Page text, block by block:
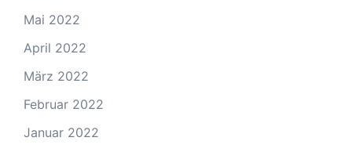
Mai 2022
April 2022
März 2022
Februar 2022
Januar 2022